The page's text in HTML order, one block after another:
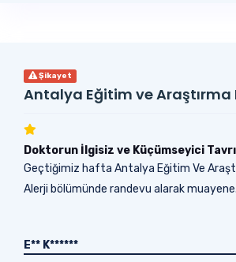
Şikayet
Antalya Eğitim ve
Doktorun İlgisiz ve Küçümseyici Tavrı
Geçtiğimiz hafta Antalya Eğitim Ve
Alerji bölümünde randevu alarak
E** K******